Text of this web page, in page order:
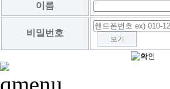
이름
비밀번호
보기